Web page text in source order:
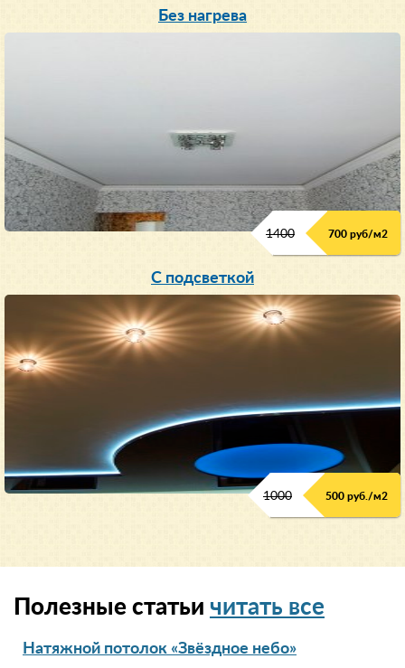
Без нагрева
1400 700 руб/м2
С подсветкой
1000 500 руб./м2
Полезные статьи читать все
Натяжной потолок «Звёздное небо»